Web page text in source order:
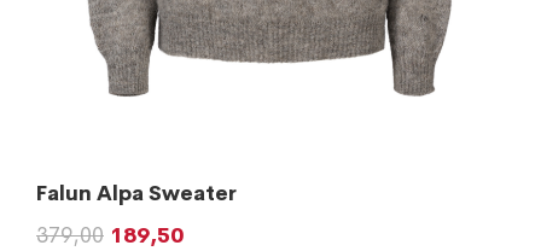
Falun Alpa Sweater
379,00 189,50